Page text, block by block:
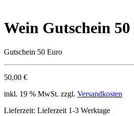
Wein Gutschein
Gutschein 50 Euro
50,00 €
inkl. 19 % MwSt. zzgl. Versandkosten
Lieferzeit: Lieferzeit 1-3 Werktage